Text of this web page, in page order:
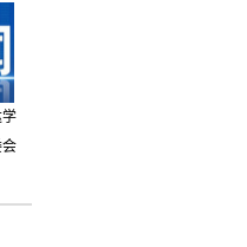
会